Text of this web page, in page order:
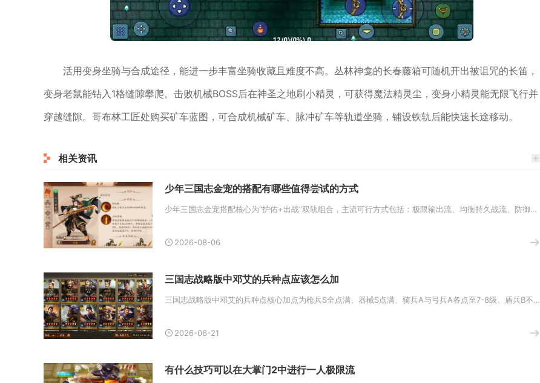
活用变身坐骑与合成途径，能进一步丰富坐骑收藏且难度不高。丛林神龛的长春藤箱可随机开出被诅咒的长笛，
变身老鼠能钻入1格缝隙攀爬。击败机械BOSS后在神圣之地刷小精灵，可获得魔法精灵尘，变身小精灵能无限飞行并
穿越缝隙。哥布林工匠处购买矿车蓝图，可合成机械矿车、脉冲矿车等轨道坐骑，铺设铁轨后能快速长途移动。
相关资讯
少年三国志金宠的搭配有哪些值得尝试的方式
少年三国志金宠搭配核心为“护佑+出战”双轨组合，主流可行方式包括：极限输出流、均衡持久战流、防御控制流、功能特化流，围绕...
2026-08-06
三国志战略版中邓艾的兵种点应该怎么加
三国志战略版中邓艾的兵种点核心加点为枪兵S全点满、器械S点满、骑兵A与弓兵A各点至7-8级、盾兵B不点，属性加点主智力副...
2026-06-21
有什么技巧可以在大掌门2中进行一人极限流